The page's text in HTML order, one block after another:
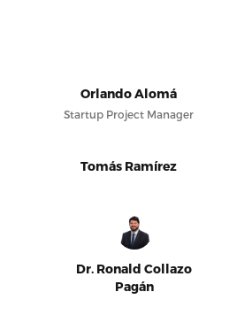
Orlando Alomá
Startup Project Manager
Tomás Ramírez
Dr. Ronald Collazo
Pagán